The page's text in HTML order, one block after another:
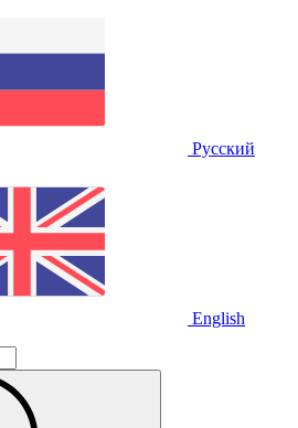
Русский
English